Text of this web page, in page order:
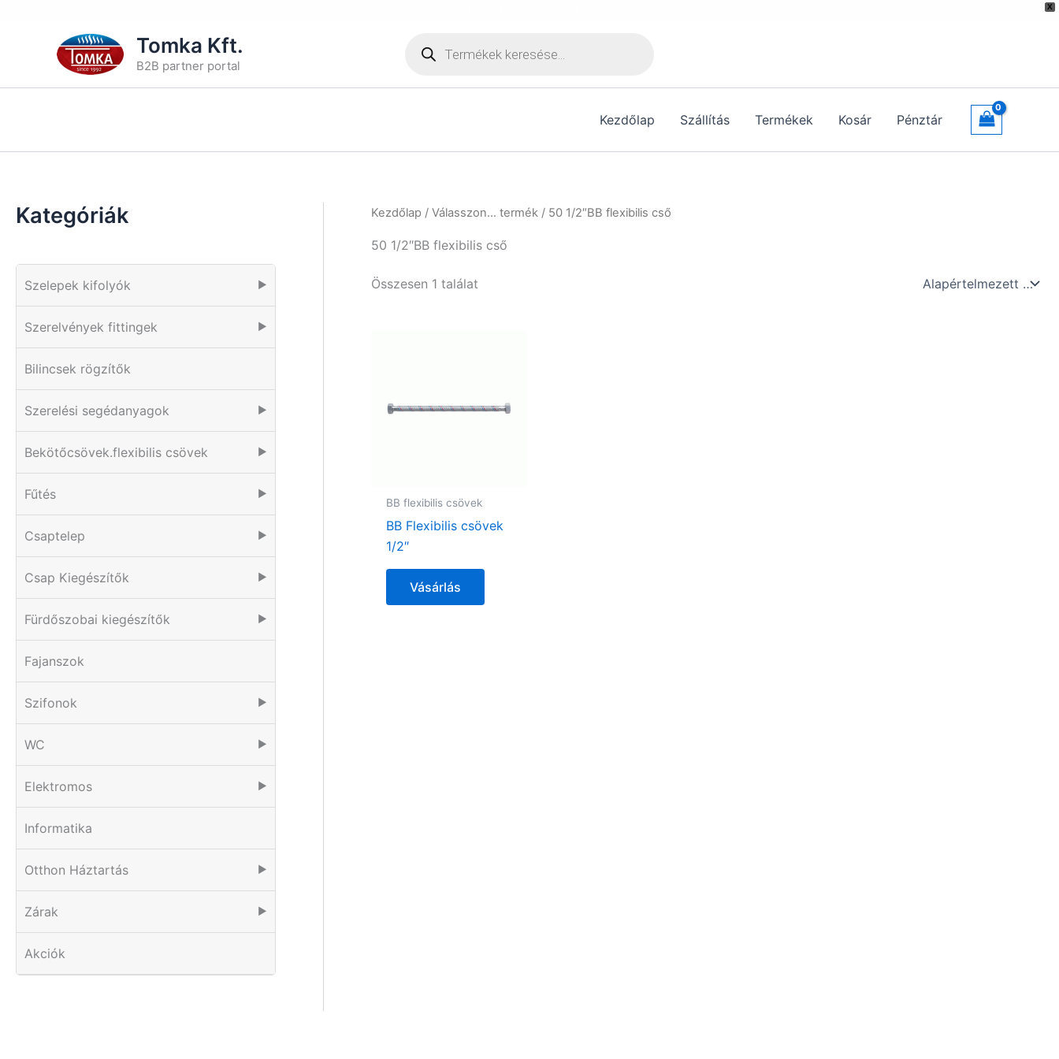
X
Tomka Kft.
B2B partner portal
search
Kezdőlap Szállítás Termékek Kosár Pénztár
Kategóriák
Szelepek kifolyók ▶
Szerelvények fittingek ▶
Bilincsek rögzítők
Szerelési segédanyagok ▶
Bekötőcsövek.flexibilis csövek ▶
Fűtés ▶
Csaptelep ▶
Csap Kiegészítők ▶
Fürdőszobai kiegészítők ▶
Fajanszok
Szifonok ▶
WC ▶
Elektromos ▶
Informatika
Otthon Háztartás ▶
Zárak ▶
Akciók
Kezdőlap / Válasszon... termék / 50 1/2″BB flexibilis cső
50 1/2″BB flexibilis cső
Összesen 1 találat
BB flexibilis csövek
BB Flexibilis csövek
1/2″
Vásárlás